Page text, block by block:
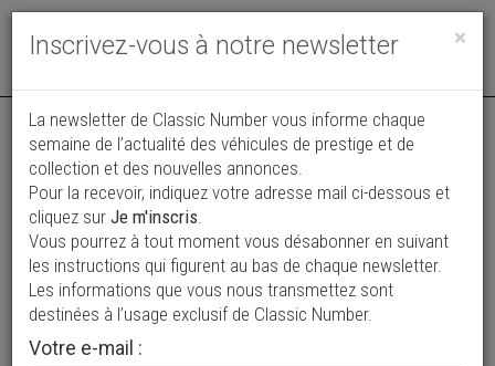
Toggle
Vos annonces vues par
plus de 4 millions de collectionneurs
Ajouter une annonce
×
Inscrivez-vous à notre newsletter
La newsletter de Classic Number vous informe chaque
semaine de l’actualité des véhicules de prestige et de
collection et des nouvelles annonces.
Pour la recevoir, indiquez votre adresse mail ci-dessous et
cliquez sur Je m'inscris.
Vous pourrez à tout moment vous désabonner en suivant
les instructions qui figurent au bas de chaque newsletter.
Les informations que vous nous transmettez sont
destinées à l’usage exclusif de Classic Number.
Votre e-mail :